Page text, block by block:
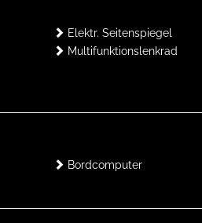
Elektr. Seitenspiegel
Multifunktionslenkrad
Bordcomputer